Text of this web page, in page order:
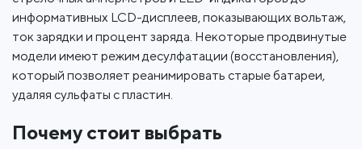
информативных LCD-дисплеев, показывающих вольтаж,
ток зарядки и процент заряда. Некоторые продвинутые
модели имеют режим десулфатации (восстановления),
который позволяет реанимировать старые батареи,
удаляя сульфаты с пластин.
Почему стоит выбрать